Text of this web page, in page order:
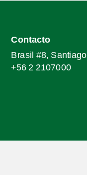
Contacto
Brasil #8, Santiago
+56 2 2107000